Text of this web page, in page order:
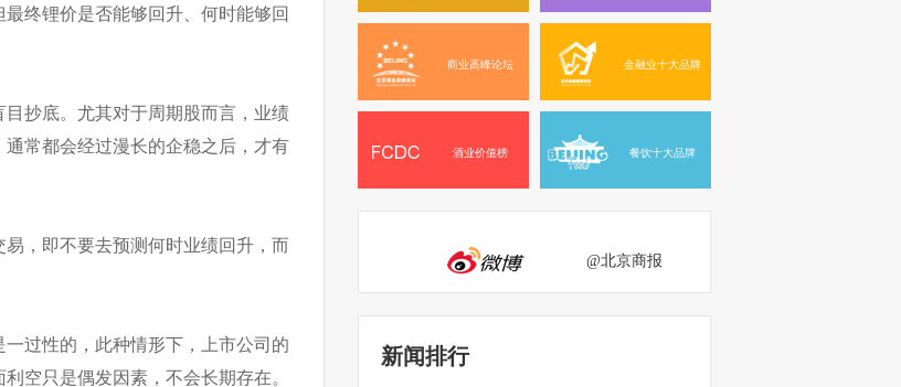
终锂价是否能够回升、何时能够回
抄底。尤其对于周期股而言，业绩
常都会经过漫长的企稳之后，才有
，即不要去预测何时业绩回升，而
过性的，此种情形下，上市公司的
空只是偶发因素，不会长期存在。
商业高峰论坛 金融业十大品牌
酒业价值榜 餐饮十大品牌
@北京商报
新闻排行